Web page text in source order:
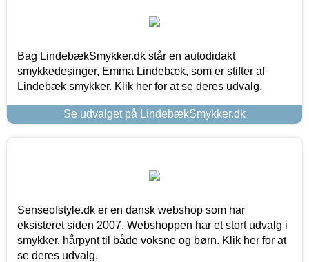
Bag LindebækSmykker.dk står en autodidakt
smykkedesinger, Emma Lindebæk, som er stifter af
Lindebæk smykker. Klik her for at se deres udvalg.
Se udvalget på LindebækSmykker.dk
Senseofstyle.dk er en dansk webshop som har
eksisteret siden 2007. Webshoppen har et stort udvalg i
smykker, hårpynt til både voksne og børn. Klik her for at
se deres udvalg.